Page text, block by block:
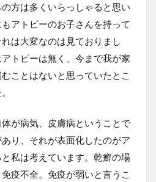
方は多くいらっしゃると思い
アトピーのお子さんを持って
は大変なのは見ておりまし
トピーは無く、今まで我が家
ことはないと思っていたとこ
が病気、皮膚病ということで
り、それが表面化したのがア
私は考えています。乾癬の場
疫不全。免疫が弱いと言うこ